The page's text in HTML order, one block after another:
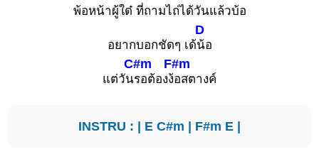
พ้อหน้าผู้ใด๋ ที่ถามไถ่ได้วันแล้วบ้อ
อยากบอกชัดๆ เด้
D
น้อ
แต่วัน
C#m
รอต้องง้
F#m
อสตางค์
INSTRU : | E C#m | F#m E |